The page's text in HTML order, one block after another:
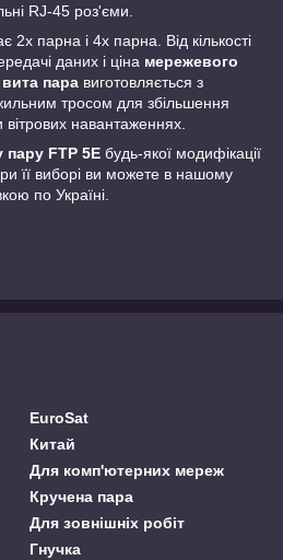
RJ-45 роз'єми.
2х парна і 4х парна. Від кількості
даних і ціна мережевого
пара виготовляється з
тросом для збільшення
вітрових навантаженнях.
пару FTP 5E будь-якої модифікації
її виборі ви можете в нашому
по Україні.
EuroSat
Китай
Для комп'ютерних мереж
Кручена пара
Для зовнішніх робіт
Гнучка